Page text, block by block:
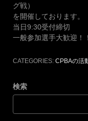
グ戦）
を開催しております。
当日9:30受付締切
一般参加選手大歓迎！！
CATEGORIES: CPBAの活
検索